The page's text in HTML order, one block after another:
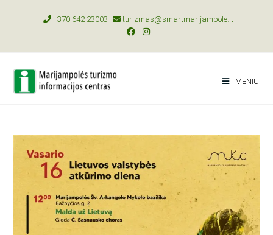
+370 642 23003 turizmas@smartmarijampole.lt
MENIU